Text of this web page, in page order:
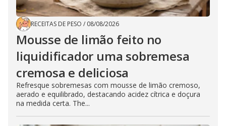
RECEITAS DE PESO / 08/08/2026
Mousse de limão feito no
liquidificador uma sobremesa
cremosa e deliciosa
Refresque sobremesas com mousse de limão cremoso,
aerado e equilibrado, destacando acidez cítrica e doçura
na medida certa. The...